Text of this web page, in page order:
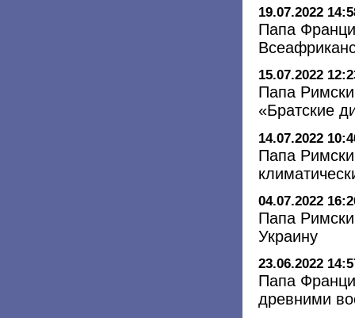
19.07.2022
Папа
15.07.2022
Папа
«Братские
14.07.2022
Папа
04.07.2022
Папа
Украину
23.06.2022
Папа
древними